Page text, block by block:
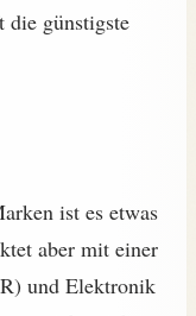
günstigste
ist es etwas
aber mit einer
und Elektronik